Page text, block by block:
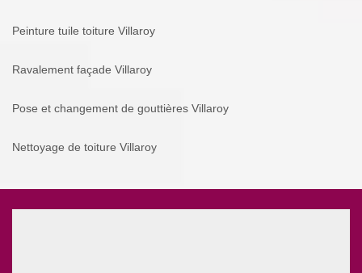
Peinture tuile toiture Villaroy
Ravalement façade Villaroy
Pose et changement de gouttières Villaroy
Nettoyage de toiture Villaroy